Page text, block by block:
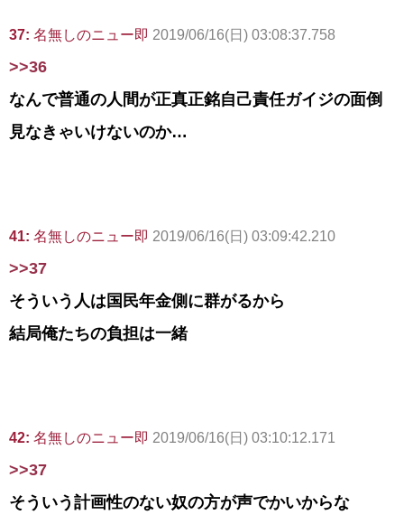
37: 名無しのニュー即 2019/06/16(日) 03:08:37.758
>>36
なんで普通の人間が正真正銘自己責任ガイジの面倒
見なきゃいけないのか…
41: 名無しのニュー即 2019/06/16(日) 03:09:42.210
>>37
そういう人は国民年金側に群がるから
結局俺たちの負担は一緒
42: 名無しのニュー即 2019/06/16(日) 03:10:12.171
>>37
そういう計画性のない奴の方が声でかいからな